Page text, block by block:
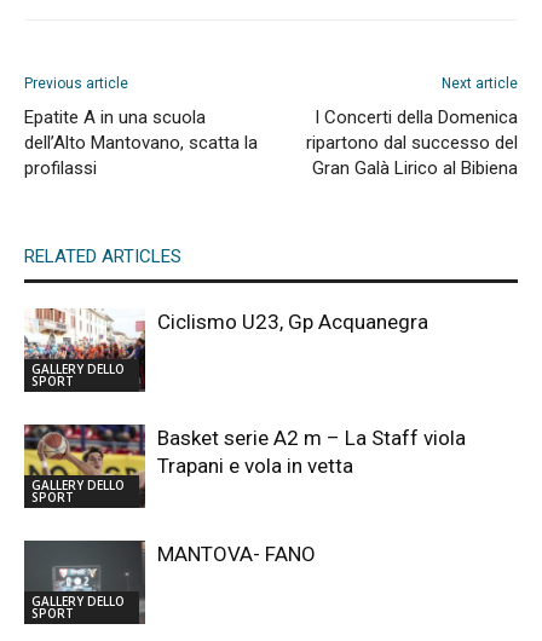
Previous article
Epatite A in una scuola
dell’Alto Mantovano, scatta la
profilassi
Next article
I Concerti della Domenica
ripartono dal successo del
Gran Galà Lirico al Bibiena
RELATED ARTICLES
GALLERY DELLO
SPORT
Ciclismo U23, Gp Acquanegra
GALLERY DELLO
SPORT
Basket serie A2 m – La Staff viola
Trapani e vola in vetta
GALLERY DELLO
SPORT
MANTOVA- FANO